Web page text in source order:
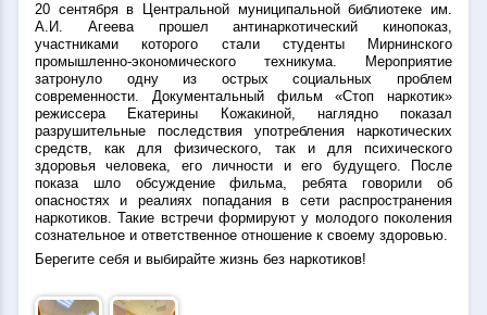
20 сентября в Центральной муниципальной библиотеке им.
А.И. Агеева прошел антинаркотический кинопоказ,
участниками которого стали студенты Мирнинского
промышленно-экономического техникума. Мероприятие
затронуло одну из острых социальных проблем
современности. Документальный фильм «Стоп наркотик»
режиссера Екатерины Кожакиной, наглядно показал
разрушительные последствия употребления наркотических
средств, как для физического, так и для психического
здоровья человека, его личности и его будущего. После
показа шло обсуждение фильма, ребята говорили об
опасностях и реалиях попадания в сети распространения
наркотиков. Такие встречи формируют у молодого поколения
сознательное и ответственное отношение к своему здоровью.
Берегите себя и выбирайте жизнь без наркотиков!